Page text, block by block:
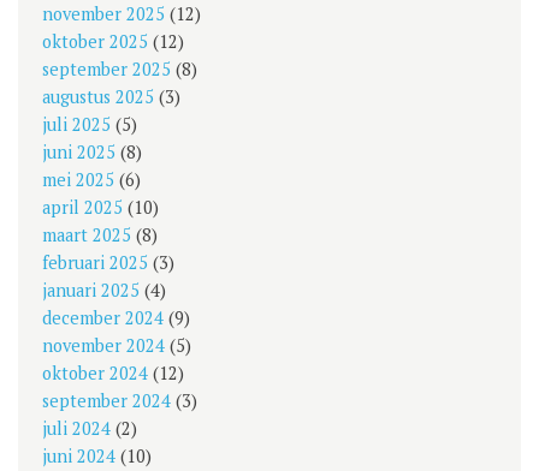
november 2025 (12)
oktober 2025 (12)
september 2025 (8)
augustus 2025 (3)
juli 2025 (5)
juni 2025 (8)
mei 2025 (6)
april 2025 (10)
maart 2025 (8)
februari 2025 (3)
januari 2025 (4)
december 2024 (9)
november 2024 (5)
oktober 2024 (12)
september 2024 (3)
juli 2024 (2)
juni 2024 (10)